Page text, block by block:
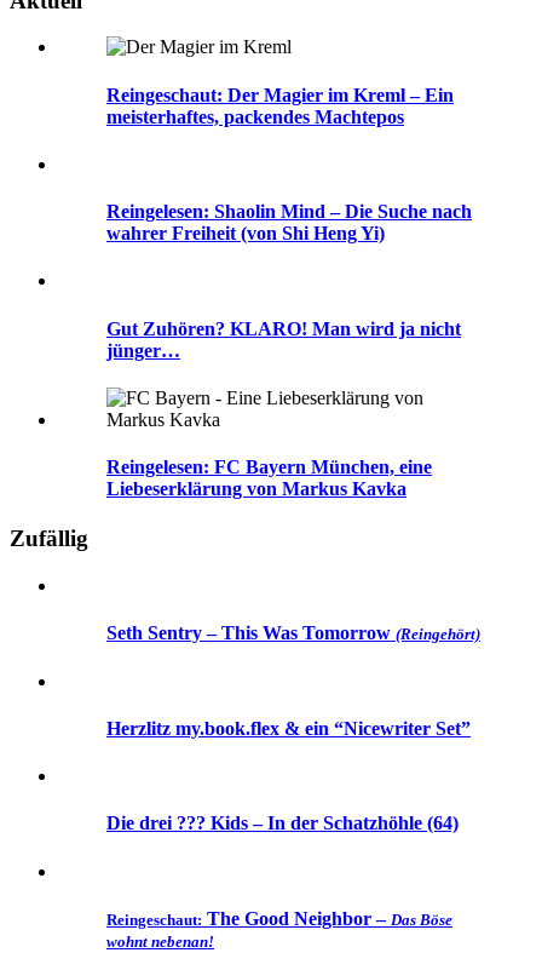
Reingeschaut: Der Magier im Kreml – Ein
meisterhaftes, packendes Machtepos
Reingelesen: Shaolin Mind – Die Suche nach
wahrer Freiheit (von Shi Heng Yi)
Gut Zuhören? KLARO! Man wird ja nicht
jünger…
Reingelesen: FC Bayern München, eine
Liebeserklärung von Markus Kavka
Zufällig
Seth Sentry – This Was Tomorrow (Reingehört)
Herzlitz my.book.flex & ein “Nicewriter Set”
Die drei ??? Kids – In der Schatzhöhle (64)
Reingeschaut: The Good Neighbor – Das Böse
wohnt nebenan!